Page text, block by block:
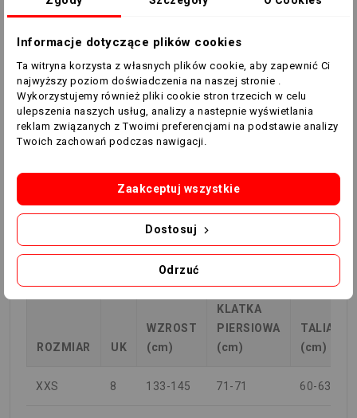
108
XXL 190-195 108-112
100
112
3XL 196-201 112-118
100-
106
118
5XL 208-212 124-130
112-
124-
ROZMIAR UK
WZROST
(cm)
KLATKA
PIERSIOWA
(cm)
TALIA
(cm)
XXS 8 133-145 71-71 60-63
Informacje dotyczące plików cookies
Ta witryna korzysta z własnych plików cookie, aby zapewnić Ci
najwyższy poziom doświadczenia na naszej stronie .
Wykorzystujemy również pliki cookie stron trzecich w celu
ulepszenia naszych usług, analizy a nastepnie wyświetlania
reklam związanych z Twoimi preferencjami na podstawie analizy
Twoich zachowań podczas nawigacji.
Odrzuć
Dostosuj
Zaakceptuj wszystkie